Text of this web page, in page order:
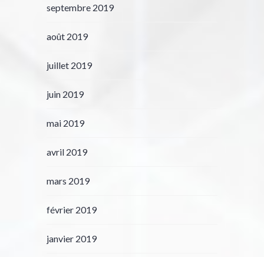
septembre 2019
août 2019
juillet 2019
juin 2019
mai 2019
avril 2019
mars 2019
février 2019
janvier 2019